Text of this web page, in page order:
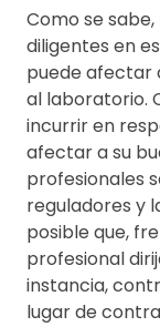
Como se
diligentes en
puede afectar
al laboratorio.
incurrir en
afectar a su
profesionales
reguladores y
posible que,
profesional
instancia,
lugar de